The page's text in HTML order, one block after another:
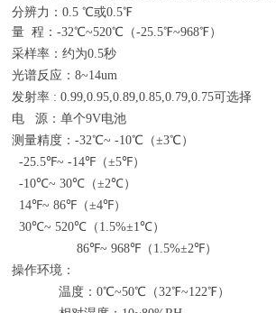
分辨力：0.5 ℃或0.5℉
量 程：-32℃~520℃（-25.5℉~968℉）
采样率：约为0.5秒
光谱反应：8~14um
发射率 : 0.99,0.95,0.89,0.85,0.79,0.75可选择
电 源：单个9V电池
测量精度：-32℃~ -10℃（±3℃）
-25.5℉~ -14℉（±5℉）
-10℃~ 30℃（±2℃）
14℉~ 86℉（±4℉）
30℃~ 520℃（1.5%±1℃）
86℉~ 968℉（1.5%±2℉）
操作环境：
温度：0℃~50℃（32℉~122℉）